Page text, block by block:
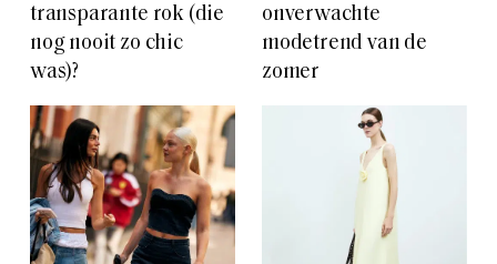
transparante rok (die
nog nooit zo chic
was)?
onverwachte
modetrend van de
zomer